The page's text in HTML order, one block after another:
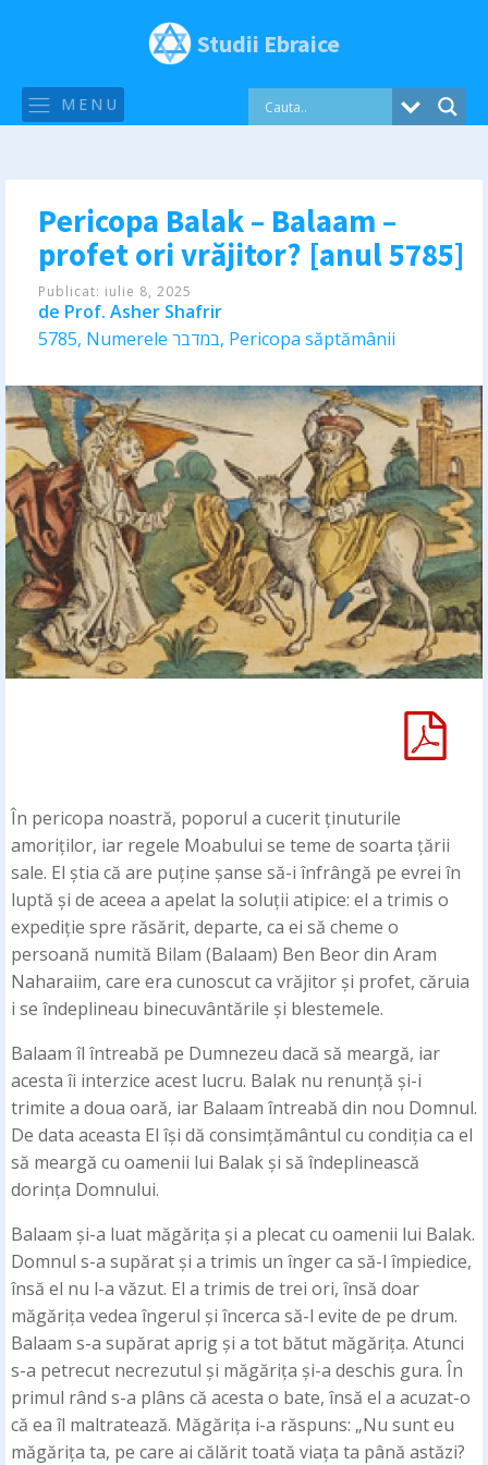
Studii Ebraice
MENU
Pericopa Balak – Balaam –
profet ori vrăjitor? [anul 5785]
Publicat: iulie 8, 2025
de Prof. Asher Shafrir
5785, Numerele במדבר, Pericopa săptămânii
În pericopa noastră, poporul a cucerit ținuturile
amoriților, iar regele Moabului se teme de soarta țării
sale. El știa că are puține șanse să-i înfrângă pe evrei în
luptă și de aceea a apelat la soluții atipice: el a trimis o
expediție spre răsărit, departe, ca ei să cheme o
persoană numită Bilam (Balaam) Ben Beor din Aram
Naharaiim, care era cunoscut ca vrăjitor și profet, căruia
i se îndeplineau binecuvântările și blestemele.
Balaam îl întreabă pe Dumnezeu dacă să meargă, iar
acesta îi interzice acest lucru. Balak nu renunță și-i
trimite a doua oară, iar Balaam întreabă din nou Domnul.
De data aceasta El își dă consimțământul cu condiția ca el
să meargă cu oamenii lui Balak și să îndeplinească
dorința Domnului.
Balaam și-a luat măgărița și a plecat cu oamenii lui Balak.
Domnul s-a supărat și a trimis un înger ca să-l împiedice,
însă el nu l-a văzut. El a trimis de trei ori, însă doar
măgărița vedea îngerul și încerca să-l evite de pe drum.
Balaam s-a supărat aprig și a tot bătut măgărița. Atunci
s-a petrecut necrezutul și măgărița și-a deschis gura. În
primul rând s-a plâns că acesta o bate, însă el a acuzat-o
că ea îl maltratează. Măgărița i-a răspuns: „Nu sunt eu
măgărița ta, pe care ai călărit toată viața ta până astăzi?